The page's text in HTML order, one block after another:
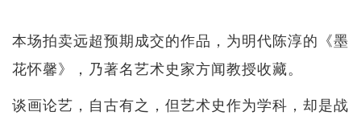
本场拍卖远超预期成交的作品，为明代陈淳的《墨
花怀馨》，乃著名艺术史家方闻教授收藏。
谈画论艺，自古有之，但艺术史作为学科，却是战